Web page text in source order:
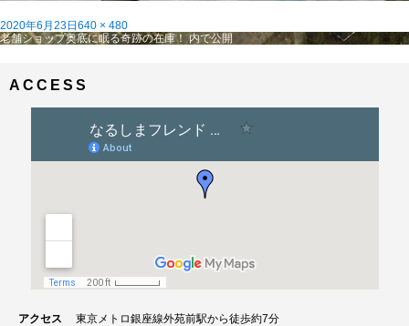
投
稿
2020年6月23日 フ
ル
640 × 480
投
ゲ
老舗ショップ奥底に眠る奇跡の在庫！ 内で公開
ACCESS
アクセス
東京メトロ銀座線外苑前駅から徒歩約7分